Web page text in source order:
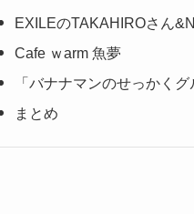
EXILEのTAKAHIROさん
Cafe ｗarm 魚夢
「バナナマンのせっかく
まとめ